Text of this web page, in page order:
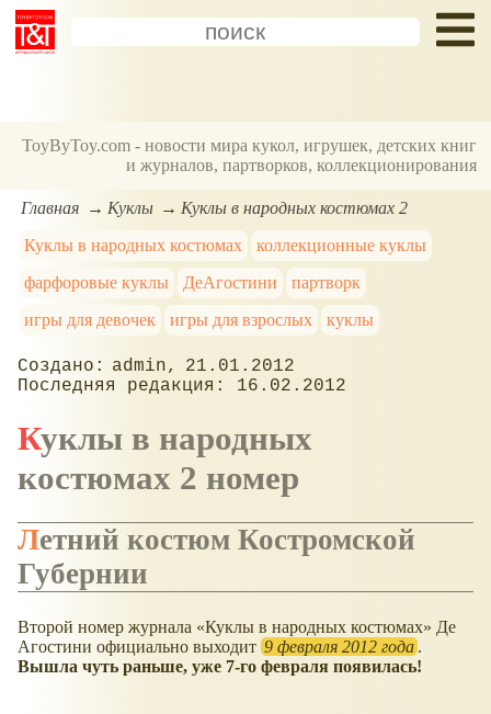
ToyByToy.com - новости мира кукол, игрушек, детских книг
и журналов, партворков, коллекционирования
Главная Куклы
Куклы в народных костюмах 2
Куклы в народных костюмах
коллекционные куклы
фарфоровые куклы
ДеАгостини
партворк
игры для девочек
игры для взрослых куклы
admin
21.01.2012
16.02.2012
Куклы в народных
костюмах 2 номер
Летний костюм Костромской
Губернии
Второй номер журнала Куклы в народных костюмах
Де
Агостини официально выходит 9 февраля 2012 года .
Вышла чуть раньше, уже 7-го февраля появилась!